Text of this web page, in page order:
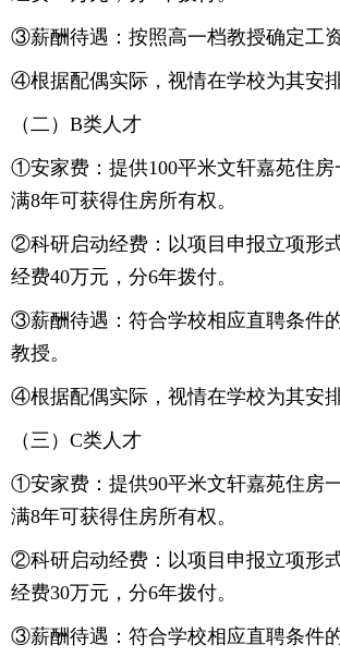
③薪酬待遇：按照高一档教授确定工资
④根据配偶实际，视情在学校为其安排
（二）B类人才
①安家费：提供100平米文轩嘉苑住房
满8年可获得住房所有权。
②科研启动经费：以项目申报立项形
经费40万元，分6年拨付。
③薪酬待遇：符合学校相应直聘条件
教授。
④根据配偶实际，视情在学校为其安排
（三）C类人才
①安家费：提供90平米文轩嘉苑住房
满8年可获得住房所有权。
②科研启动经费：以项目申报立项形
经费30万元，分6年拨付。
③薪酬待遇：符合学校相应直聘条件